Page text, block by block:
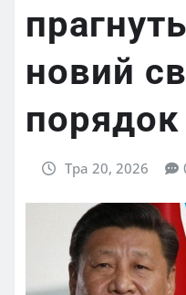
новий
порядок
Тра 20, 2026